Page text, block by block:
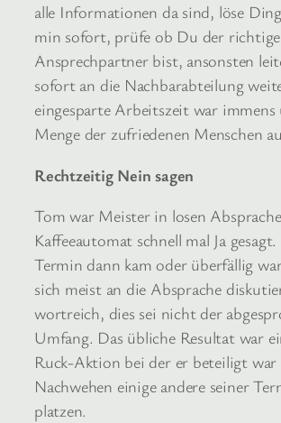
alle Informationen da sind, löse
min sofort, prüfe ob Du der richtige
Ansprechpartner bist, ansonsten
sofort an die Nachbarabteilung
eingesparte Arbeitszeit war immens
Menge der zufriedenen Menschen
Rechtzeitig Nein sagen
Tom war Meister in losen
Kaffeeautomat schnell mal Ja
Termin dann kam oder überfällig
sich meist an die Absprache
wortreich, dies sei nicht der
Umfang. Das übliche Resultat war
Ruck-Aktion bei der er beteiligt
Nachwehen einige andere seiner
platzen.